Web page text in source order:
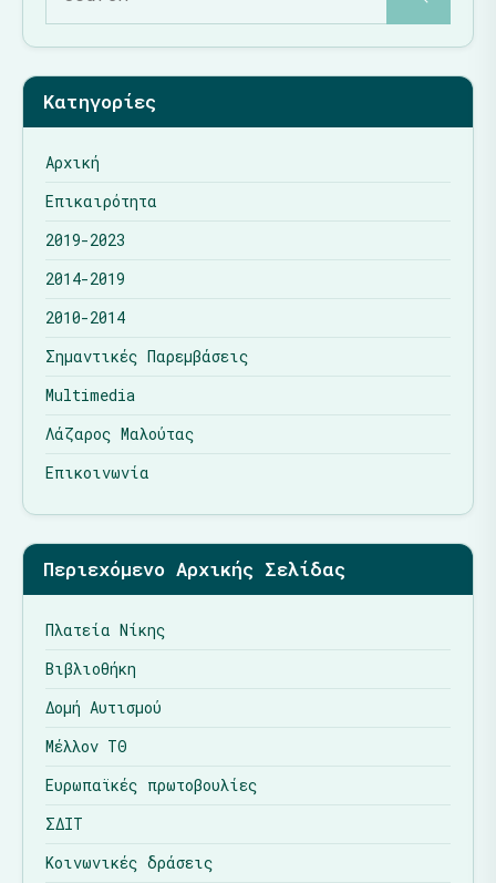
Κατηγορίες
Αρχική
Επικαιρότητα
2019-2023
2014-2019
2010-2014
Σημαντικές Παρεμβάσεις
Multimedia
Λάζαρος Μαλούτας
Επικοινωνία
Περιεχόμενο Αρχικής Σελίδας
Πλατεία Νίκης
Βιβλιοθήκη
Δομή Αυτισμού
Μέλλον ΤΘ
Ευρωπαϊκές πρωτοβουλίες
ΣΔΙΤ
Κοινωνικές δράσεις